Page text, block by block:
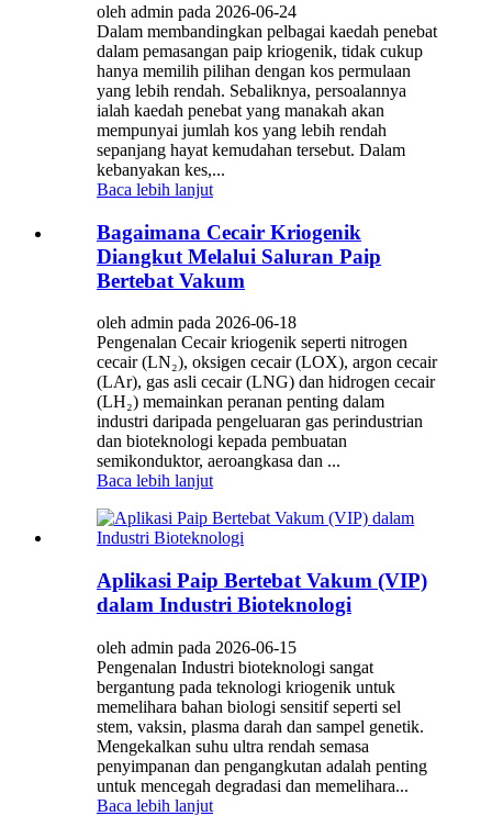
oleh admin pada 2026-06-24
Dalam membandingkan pelbagai kaedah penebat
dalam pemasangan paip kriogenik, tidak cukup
hanya memilih pilihan dengan kos permulaan
yang lebih rendah. Sebaliknya, persoalannya
ialah kaedah penebat yang manakah akan
mempunyai jumlah kos yang lebih rendah
sepanjang hayat kemudahan tersebut. Dalam
kebanyakan kes,...
Baca lebih lanjut
Bagaimana Cecair Kriogenik
Diangkut Melalui Saluran Paip
Bertebat Vakum
oleh admin pada 2026-06-18
Pengenalan Cecair kriogenik seperti nitrogen
cecair (LN₂), oksigen cecair (LOX), argon cecair
(LAr), gas asli cecair (LNG) dan hidrogen cecair
(LH₂) memainkan peranan penting dalam
industri daripada pengeluaran gas perindustrian
dan bioteknologi kepada pembuatan
semikonduktor, aeroangkasa dan ...
Baca lebih lanjut
Aplikasi Paip Bertebat Vakum (VIP)
dalam Industri Bioteknologi
oleh admin pada 2026-06-15
Pengenalan Industri bioteknologi sangat
bergantung pada teknologi kriogenik untuk
memelihara bahan biologi sensitif seperti sel
stem, vaksin, plasma darah dan sampel genetik.
Mengekalkan suhu ultra rendah semasa
penyimpanan dan pengangkutan adalah penting
untuk mencegah degradasi dan memelihara...
Baca lebih lanjut